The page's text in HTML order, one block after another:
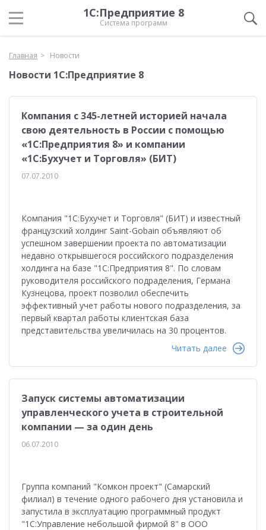
1С:Предприятие 8
Система программ
Главная Новости
Новости 1С:Предприятие 8
Компания с 345-летней историей начала
свою деятельность в России с помощью
«1С:Предприятия 8» и компании
«1С:Бухучет и Торговля» (БИТ)
07.07.2010
Компания "1С:Бухучет и Торговля" (БИТ) и известный
французский холдинг Saint-Gobain объявляют об
успешном завершении проекта по автоматизации
недавно открывшегося российского подразделения
холдинга на базе "1С:Предприятия 8". По словам
руководителя российского подраделения, Германа
Кузнецова, проект позволил обеспечить
эффективный учет работы нового подразделения, за
первый квартал работы клиентская база
представительства увеличилась на 30 процентов.
Читать далее
Запуск системы автоматизации
управленческого учета в строительной
компании — за один день
06.07.2010
Группа компаний "Комкон проект" (Самарский
филиал) в течение одного рабочего дня установила и
запустила в эксплуатацию программный продукт
"1С:Управление небольшой фирмой 8" в ООО